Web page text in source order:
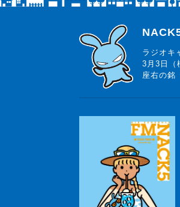
らじっと君
ラジオキ
3月3日（
座右の銘